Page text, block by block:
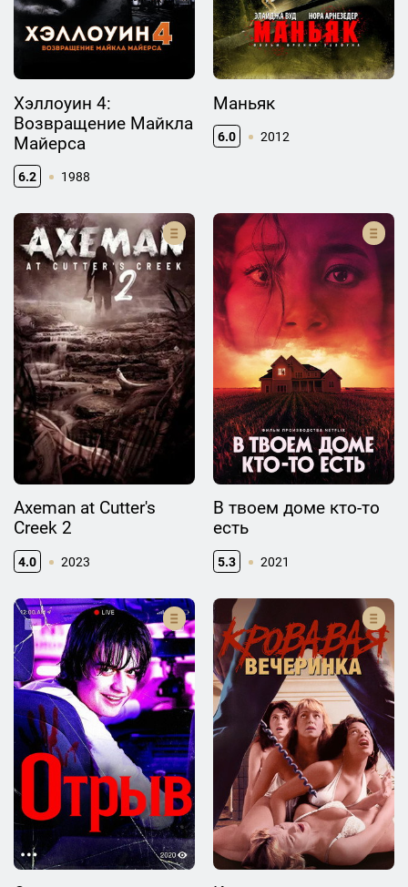
Хэллоуин 4:
Возвращение Майкла
Майерса
6.2 1988
Маньяк
6.0 2012
Axeman at Cutter's
Creek 2
4.0 2023
В твоем доме кто-то
есть
5.3 2021